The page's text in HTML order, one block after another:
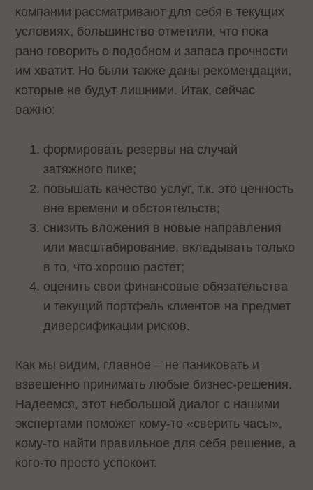
компании рассматривают для себя в текущих
условиях, большинство отметили, что пока
рано говорить о подобном и запаса прочности
им хватит. Но были также даны рекомендации,
которые не будут лишними. Итак, сейчас
важно:
формировать резервы на случай
затяжного пике;
повышать качество услуг, т.к. это ценность
вне времени и обстоятельств;
снизить вложения в новые направления
или масштабирование, вкладывать только
в то, что хорошо растет;
оценить свои финансовые обязательства
и текущий портфель клиентов на предмет
диверсификации рисков.
Как мы видим, главное – не паниковать и
взвешенно принимать любые бизнес-решения.
Надеемся, этот небольшой диалог с нашими
экспертами поможет кому-то «сверить часы»,
кому-то найти правильное для себя решение, а
кого-то просто успокоит.